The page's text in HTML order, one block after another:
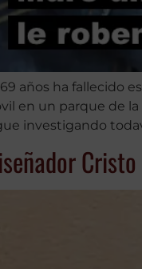
años ha fallecido
en un parque de la
investigando